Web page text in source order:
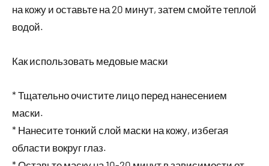
на кожу и оставьте на 20 минут, затем смойте теплой
водой.
Как использовать медовые маски
* Тщательно очистите лицо перед нанесением
маски.
* Нанесите тонкий слой маски на кожу, избегая
области вокруг глаз.